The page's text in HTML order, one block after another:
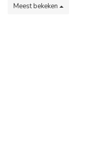
Meest bekeken